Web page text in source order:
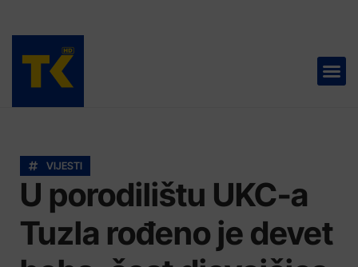
VIJESTI
U porodilištu UKC-a
Tuzla rođeno je devet